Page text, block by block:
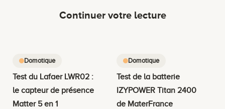
Continuer votre lecture
Domotique
Test du Lafaer LWR02 :
le capteur de présence
Matter 5 en 1
Domotique
Test de la batterie
IZYPOWER Titan 2400
de MaterFrance